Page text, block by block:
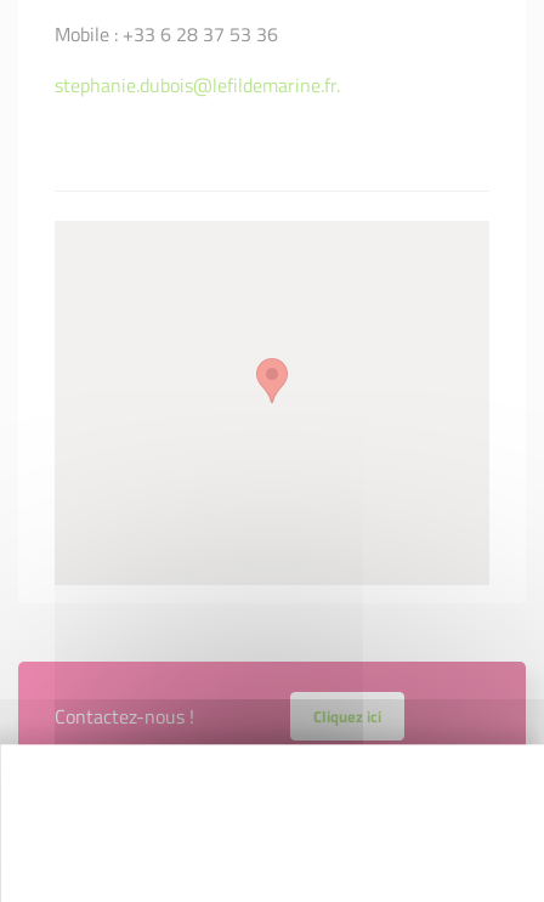
Mobile : +33 6 28 37 53 36
stephanie.dubois@lefildemarine.fr.
Contactez-nous ! Cliquez ici